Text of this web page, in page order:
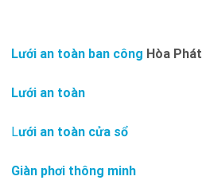
Lưới an toàn ban công Hòa Phát
Lưới an toàn
Lưới an toàn cửa sổ
Giàn phơi thông minh